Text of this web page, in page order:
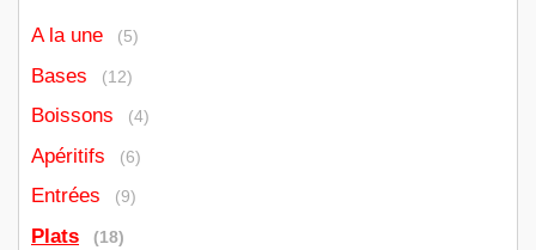
A la une (5)
Bases (12)
Boissons (4)
Apéritifs (6)
Entrées (9)
Plats (18)